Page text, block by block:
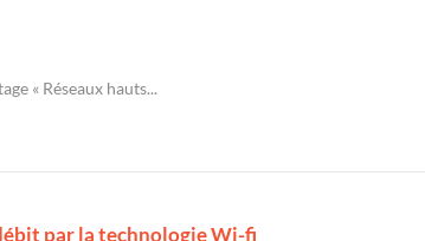
« Réseaux hauts...
par la technologie Wi-fi